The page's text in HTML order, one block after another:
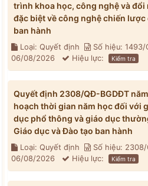
trình khoa học, công nghệ và đổi
đặc biệt về công nghệ chiến
ban hành
Loại: Quyết định Số hiệu: 1493/
06/08/2026
Hiệu lực: Kiểm tra
Quyết định 2308/QĐ-BGDĐT
hoạch thời gian năm học đối với
dục phổ thông và giáo dục
Giáo dục và Đào tạo ban hành
Loại: Quyết định Số hiệu:
06/08/2026
Hiệu lực: Kiểm tra